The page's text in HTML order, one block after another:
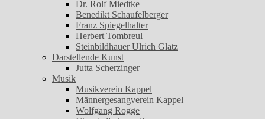
Dr. Rolf Miedtke
Benedikt Schaufelberger
Franz Spiegelhalter
Herbert Tombreul
Steinbildhauer Ulrich Glatz
Darstellende Kunst
Jutta Scherzinger
Musik
Musikverein Kappel
Männergesangverein Kappel
Wolfgang Rogge